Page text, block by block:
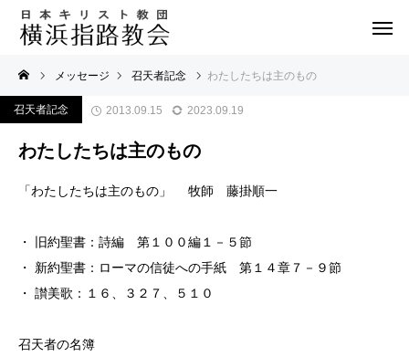
メッセージ 召天者記念 わたしたちは主のもの
召天者記念 2013.09.15 2023.09.19
わたしたちは主のもの
「わたしたちは主のもの」 牧師 藤掛順一
・ 旧約聖書：詩編 第１００編１－５節
・ 新約聖書：ローマの信徒への手紙 第１４章７－９節
・ 讃美歌：１６、３２７、５１０
召天者の名簿